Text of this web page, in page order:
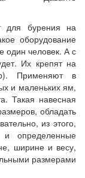
для бурения на
оборудование
один человек. А с
Их крепят на
Применяют в
и маленьких ям,
Такая навесная
обладать
из этого,
и определенные
ширине и весу,
размерами